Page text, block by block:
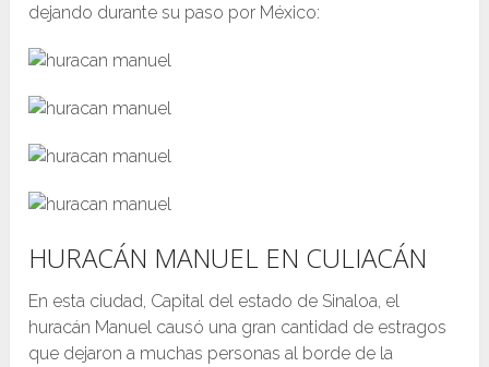
dejando durante su paso por México:
HURACÁN MANUEL EN CULIACÁN
En esta ciudad, Capital del estado de Sinaloa, el
huracán Manuel causó una gran cantidad de estragos
que dejaron a muchas personas al borde de la